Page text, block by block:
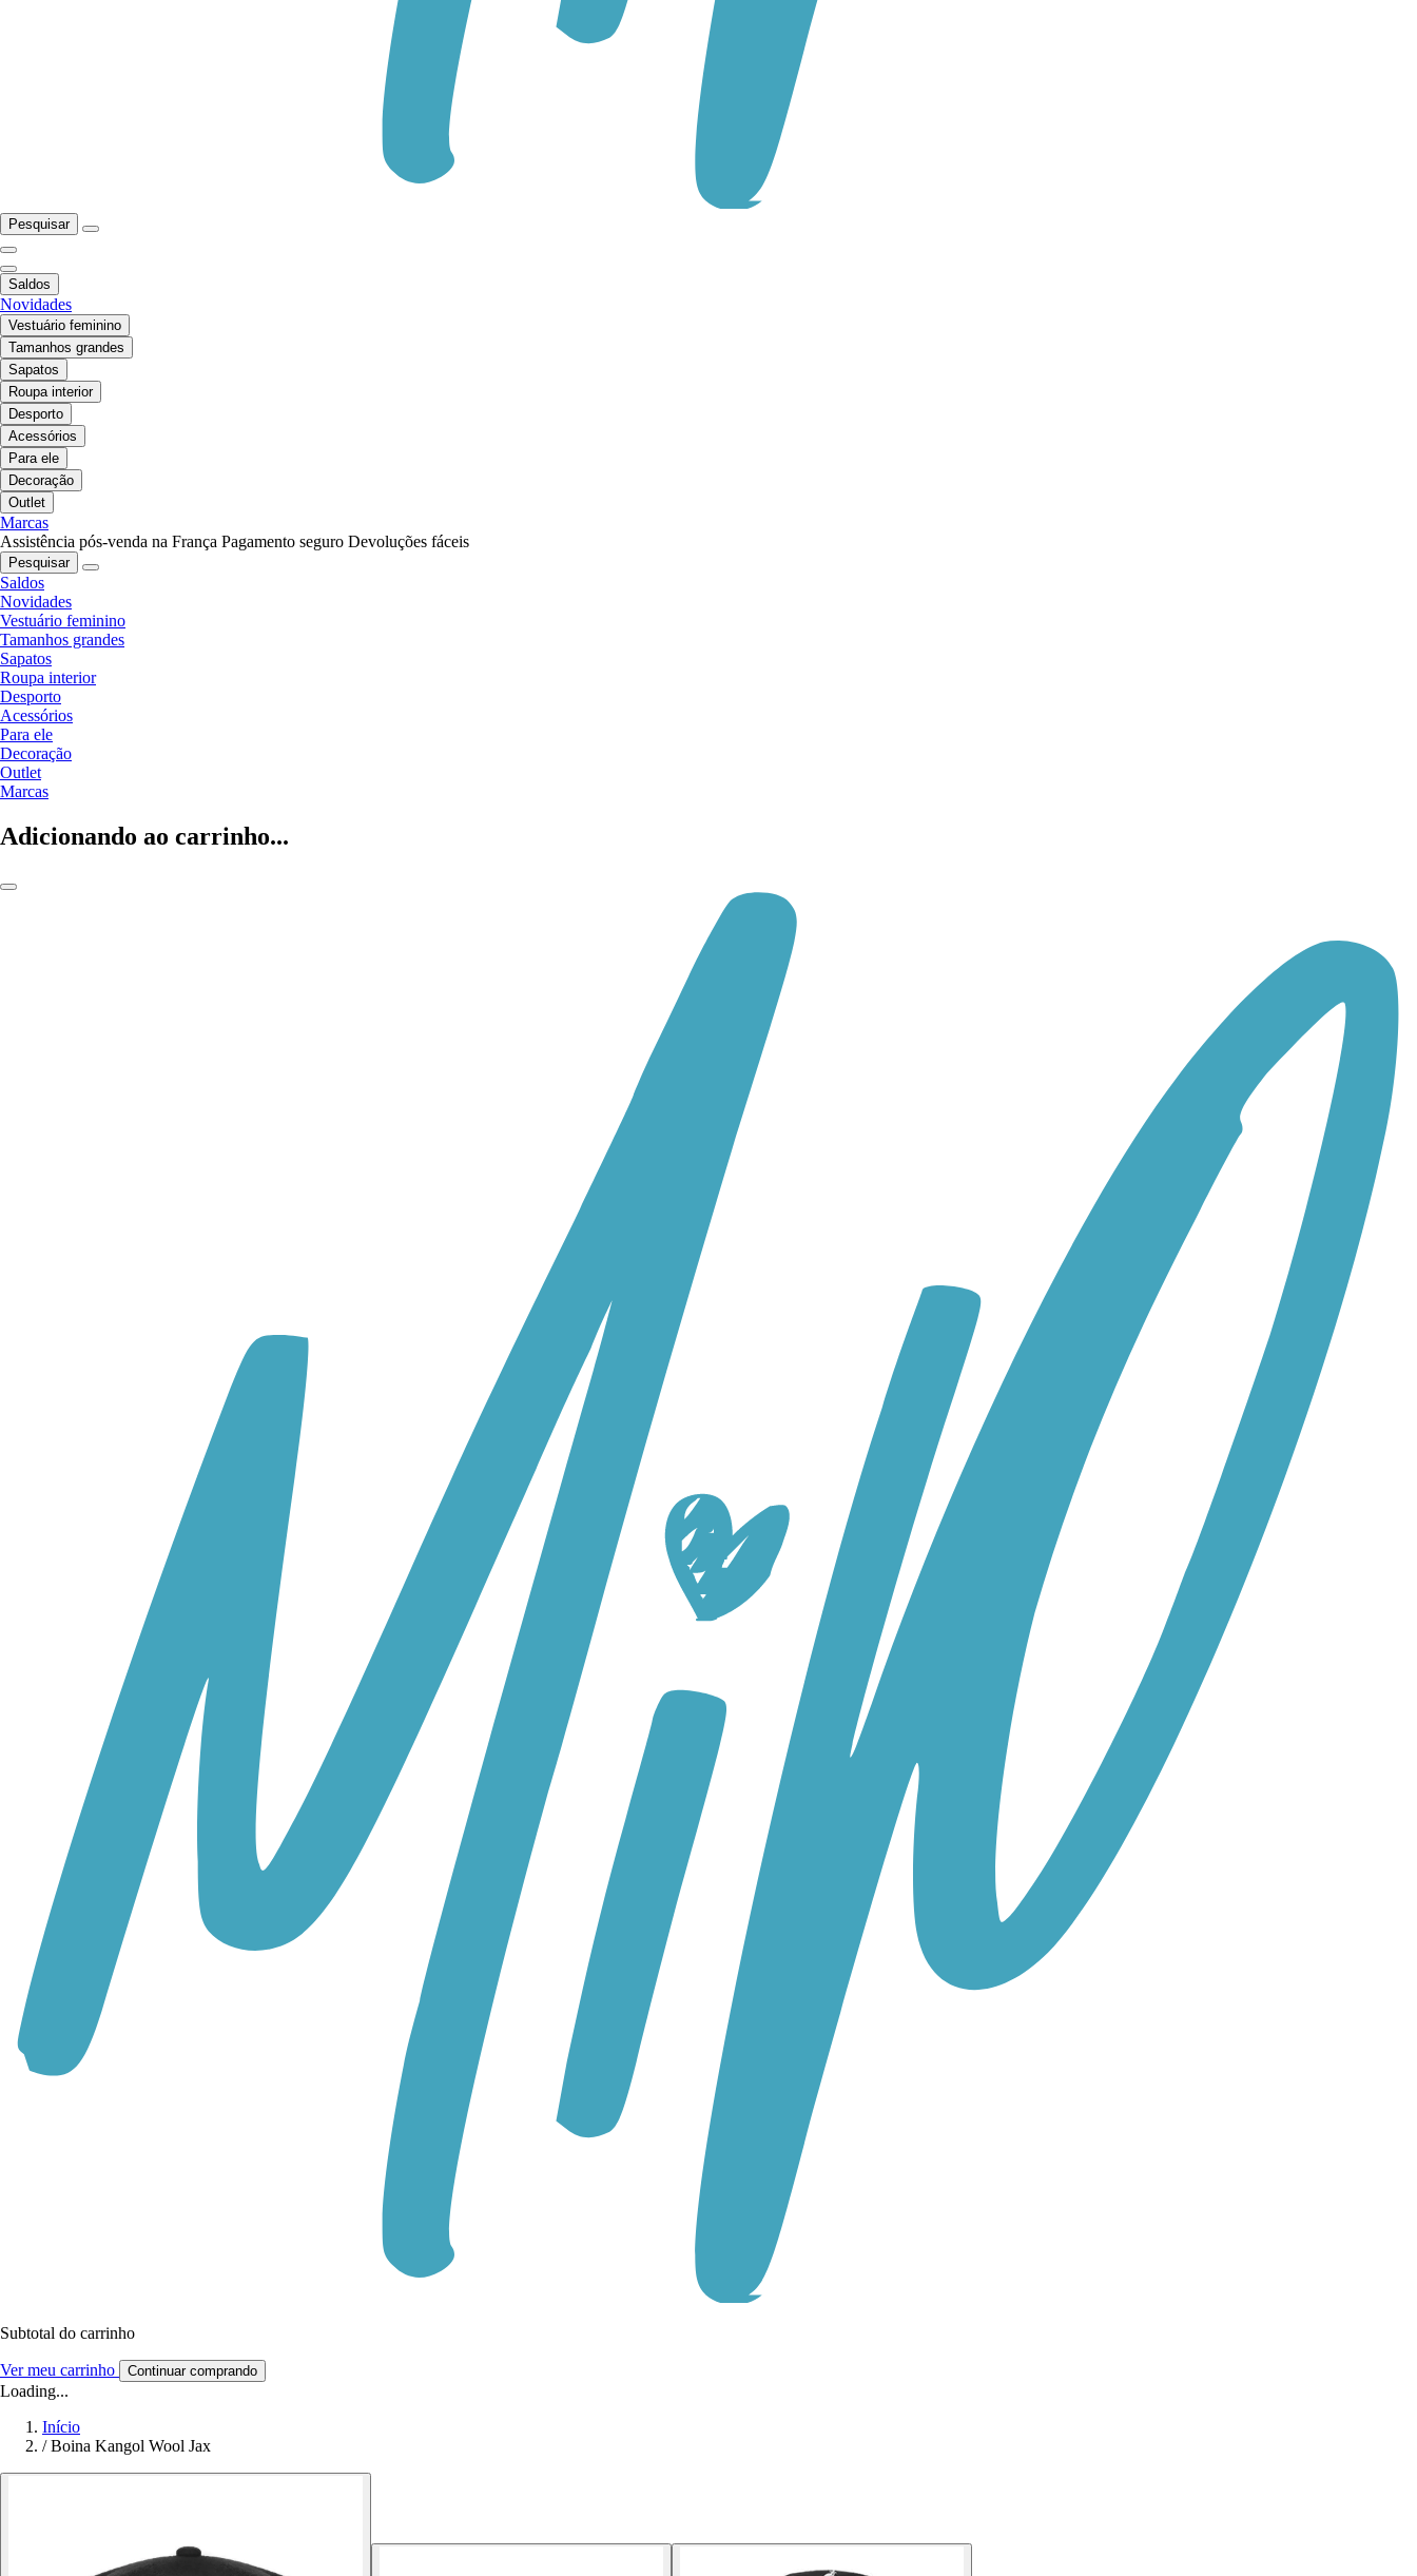
Pesquisar
Saldos
Novidades
Vestuário feminino
Tamanhos grandes
Sapatos
Roupa interior
Desporto
Acessórios
Para ele
Decoração
Outlet
Marcas
Assistência pós-venda na França Pagamento seguro Devoluções fáceis
Pesquisar
Saldos
Novidades
Vestuário feminino
Tamanhos grandes
Sapatos
Roupa interior
Desporto
Acessórios
Para ele
Decoração
Outlet
Marcas
Adicionando ao carrinho...
Subtotal do carrinho
Ver meu carrinho Continuar comprando
Loading...
Início
/ Boina Kangol Wool Jax